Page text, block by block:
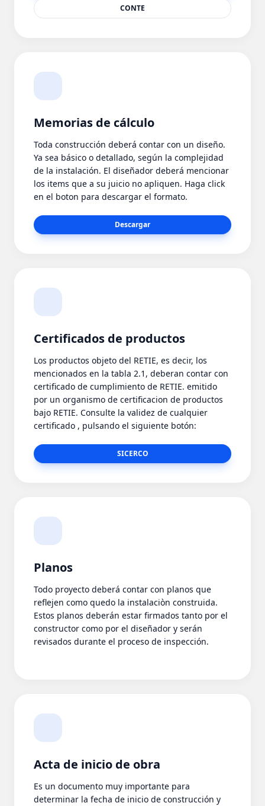
CONTE
Memorias de cálculo
Toda construcción deberá contar con un diseño.
Ya sea básico o detallado, según la complejidad
de la instalación. El diseñador deberá mencionar
los items que a su juicio no apliquen. Haga click
en el boton para descargar el formato.
Descargar
Certificados de productos
Los productos objeto del RETIE, es decir, los
mencionados en la tabla 2.1, deberan contar con
certificado de cumplimiento de RETIE. emitido
por un organismo de certificacion de productos
bajo RETIE. Consulte la validez de cualquier
certificado , pulsando el siguiente botón:
SICERCO
Planos
Todo proyecto deberá contar con planos que
reflejen como quedo la instalaciòn construida.
Estos planos deberán estar firmados tanto por el
constructor como por el diseñador y serán
revisados durante el proceso de inspección.
Acta de inicio de obra
Es un documento muy importante para
determinar la fecha de inicio de construcción y